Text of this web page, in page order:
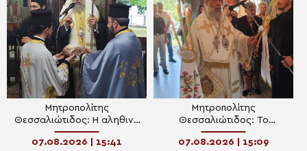
Μητροπολίτης
Θεσσαλιώτιδος: Η αληθινή
Μεταμόρφωση αρχίζει όταν
αλλάζει η καρδιά
07.08.2026 | 15:41
Μητροπολίτης
Θεσσαλιώτιδος: Το
Θαβώρειο Φως και η
προσωπική μεταμόρφωση
07.08.2026 | 15:09